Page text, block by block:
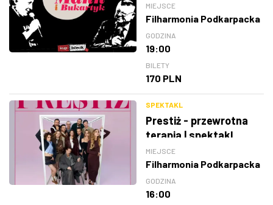
MIEJSCE
Filharmonia Podkarpacka
GODZINA
19:00
BILETY
170 PLN
SPEKTAKL
Prestiż - przewrotna
terapia | spektakl
MIEJSCE
Filharmonia Podkarpacka
GODZINA
16:00